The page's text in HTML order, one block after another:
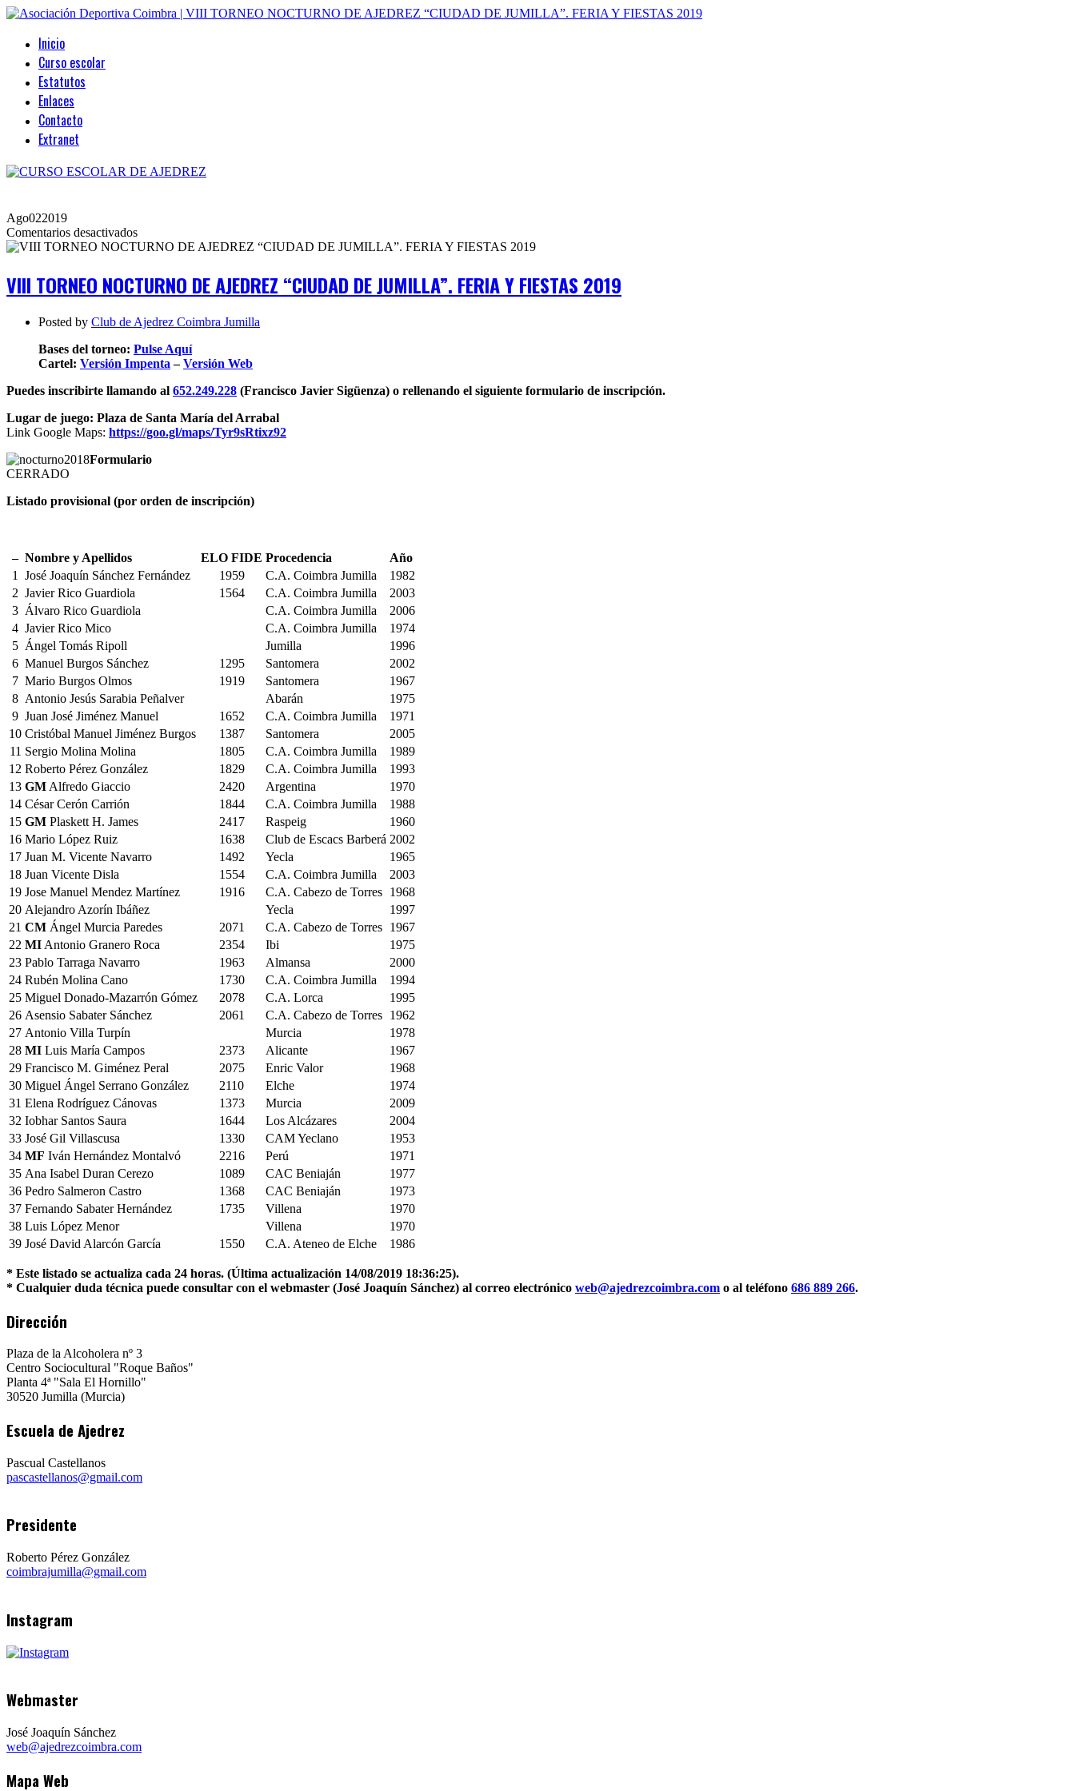
Inicio
Curso escolar
Estatutos
Enlaces
Contacto
Extranet
Ago022019
Comentarios desactivadosen
VIII
DE
“CIUDAD
DE
JUMILLA”.
FERIA
FIESTAS
VIII TORNEO NOCTURNO DE AJEDREZ “CIUDAD DE JUMILLA”. FERIA Y FIESTAS 2019
Posted by Club de Ajedrez Coimbra Jumilla
Bases del torneo: Pulse Aquí
Cartel: Versión Impenta –Versión Web
Puedes inscribirte llamando al 652.249.228 (Francisco Javier Sigüenza) o rellenando el siguiente formulario de inscripción.
Lugar de juego: Plaza de Santa María del Arrabal
Link Google Maps: https://goo.gl/maps/Tyr9sRtixz92
Formulario
CERRADO
Listado provisional (por orden de inscripción)
– Nombre y Apellidos ELO FIDE Procedencia
Año
1
José Joaquín Sánchez Fernández 1959 C.A. Coimbra Jumilla
1982
2 Javier Rico Guardiola 1564 C.A. Coimbra Jumilla
2003
3 Álvaro Rico Guardiola C.A. Coimbra Jumilla
2006
4 Javier Rico Mico C.A. Coimbra Jumilla
1974
5 Ángel Tomás Ripoll Jumilla
1996
6 Manuel Burgos Sánchez 1295 Santomera
2002
7 Mario Burgos Olmos 1919 Santomera
1967
8 Antonio Jesús Sarabia Peñalver Abarán
1975
9 Juan José Jiménez Manuel 1652 C.A. Coimbra Jumilla
1971
10 Cristóbal Manuel Jiménez Burgos 1387 Santomera
2005
11 Sergio Molina Molina 1805 C.A. Coimbra Jumilla
1989
12 Roberto Pérez González 1829 C.A. Coimbra Jumilla
1993
13 GM Alfredo Giaccio 2420 Argentina
1970
14 César Cerón Carrión 1844 C.A. Coimbra Jumilla
1988
15 GM Plaskett H. James 2417 Raspeig
1960
16 Mario López Ruiz 1638 Club de Escacs Barberá 2002
17 Juan M. Vicente Navarro 1492 Yecla
1965
18 Juan Vicente Disla 1554 C.A. Coimbra Jumilla
2003
19 Jose Manuel Mendez Martínez 1916 C.A. Cabezo de Torres 1968
20 Alejandro Azorín Ibáñez Yecla
1997
21 CM Ángel Murcia Paredes 2071 C.A. Cabezo de Torres 1967
22 MI Antonio Granero Roca 2354 Ibi
1975
23 Pablo Tarraga Navarro 1963 Almansa
2000
24 Rubén Molina Cano 1730 C.A. Coimbra Jumilla
1994
25 Miguel Donado-Mazarrón Gómez 2078 C.A. Lorca
1995
26 Asensio Sabater Sánchez 2061 C.A. Cabezo de Torres 1962
27 Antonio Villa Turpín Murcia
1978
28 MI Luis María Campos 2373 Alicante
1967
29 Francisco M. Giménez Peral 2075 Enric Valor
1968
30 Miguel Ángel Serrano González 2110 Elche
1974
31 Elena Rodríguez Cánovas 1373 Murcia
2009
32 Iobhar Santos Saura 1644 Los Alcázares
2004
33 José Gil Villascusa 1330 CAM Yeclano
1953
34 MF Iván Hernández Montalvó 2216 Perú
1971
35 Ana Isabel Duran Cerezo 1089 CAC Beniaján
1977
36 Pedro Salmeron Castro 1368 CAC Beniaján
1973
37 Fernando Sabater Hernández 1735 Villena
1970
38 Luis López Menor Villena
1970
39 José David Alarcón García 1550 C.A. Ateneo de Elche 1986
* Este listado se actualiza cada 24 horas. (Última actualización 14/08/2019 18:36:25).
* Cualquier duda técnica puede consultar con el webmaster (José Joaquín Sánchez) al correo electrónico web@ajedrezcoimbra.com o al teléfono 686 889 266.
Dirección
Plaza de la Alcoholera nº 3
Centro Sociocultural "Roque Baños"
Planta 4ª "Sala El Hornillo"
30520 Jumilla (Murcia)
Escuela de Ajedrez
Pascual Castellanos
pascastellanos@gmail.com
Presidente
Roberto Pérez González
coimbrajumilla@gmail.com
Instagram
Webmaster
José Joaquín Sánchez
web@ajedrezcoimbra.com
Mapa Web